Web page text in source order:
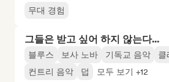
무대 경험
그들은 받고 싶어 하지 않는다...
블루스 보사 노바 기독교 음악
클
컨트리 음악
덥 모두 보기 +12